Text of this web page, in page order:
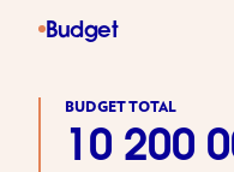
Budget
BUDGET TOTAL
10 200